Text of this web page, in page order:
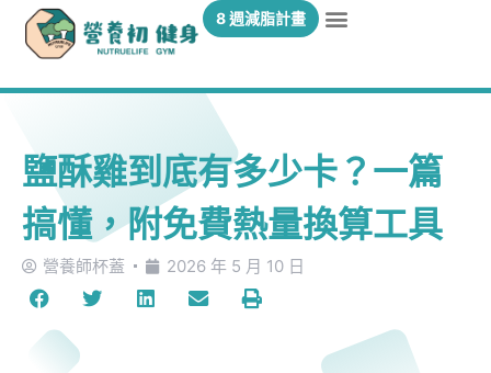
8 週減脂計畫
鹽酥雞到底有多少卡？一篇
搞懂，附免費熱量換算工具
營養師杯蓋 2026 年 5 月 10 日